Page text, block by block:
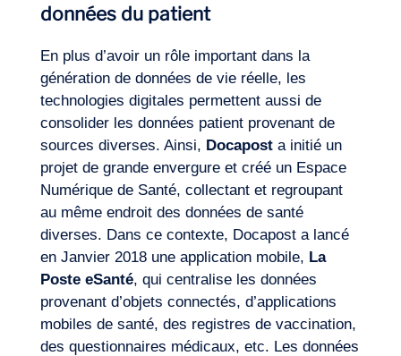
données du patient
En plus d’avoir un rôle important dans la
génération de données de vie réelle, les
technologies digitales permettent aussi de
consolider les données patient provenant de
sources diverses. Ainsi, Docapost a initié un
projet de grande envergure et créé un Espace
Numérique de Santé, collectant et regroupant
au même endroit des données de santé
diverses. Dans ce contexte, Docapost a lancé
en Janvier 2018 une application mobile, La
Poste eSanté, qui centralise les données
provenant d’objets connectés, d’applications
mobiles de santé, des registres de vaccination,
des questionnaires médicaux, etc. Les données